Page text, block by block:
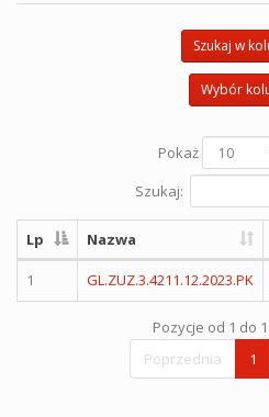
Szukaj w
Wybór
Pokaż
Szukaj:
Lp Nazwa
1 GL.ZUZ.3.4211.12.2023.PK
Pozycje od 1 do 1
Poprzednia
1